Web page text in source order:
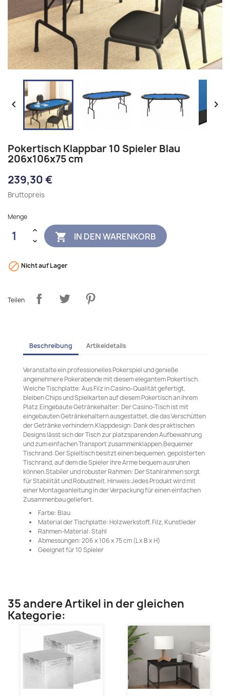
 
Pokertisch Klappbar 10 Spieler Blau
206x106x75 cm
239,30 €
Bruttopreis
Menge
 IN DEN WARENKORB
 Nicht auf Lager
Teilen
Beschreibung Artikeldetails
Veranstalte ein professionelles Pokerspiel und genieße
angenehmere Pokerabende mit diesem elegantem Pokertisch.
Weiche Tischplatte: Aus Filz in Casino-Qualität gefertigt,
bleiben Chips und Spielkarten auf diesem Pokertisch an ihrem
Platz.Eingebaute Getränkehalter: Der Casino-Tisch ist mit
eingebauten Getränkehaltern ausgestattet, die das Verschütten
der Getränke verhindern.Klappdesign: Dank des praktischen
Designs lässt sich der Tisch zur platzsparenden Aufbewahrung
und zum einfachen Transport zusammenklappen.Bequemer
Tischrand: Der Spieltisch besitzt einen bequemen, gepolsterten
Tischrand, auf dem die Spieler ihre Arme bequem ausruhen
können.Stabiler und robuster Rahmen: Der Stahlrahmen sorgt
für Stabilität und Robustheit. Hinweis:Jedes Produkt wird mit
einer Montageanleitung in der Verpackung für einen einfachen
Zusammenbau geliefert.
Farbe: Blau
Material der Tischplatte: Holzwerkstoff, Filz, Kunstleder
Rahmen-Material: Stahl
Abmessungen: 206 x 106 x 75 cm (L x B x H)
Geeignet für 10 Spieler
35 andere Artikel in der gleichen
Kategorie: